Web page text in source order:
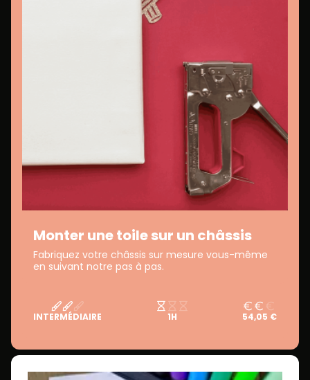
Monter une toile sur un châssis
Fabriquez votre châssis sur mesure vous-même
en suivant notre pas à pas.
INTERMÉDIAIRE 1H 54,05 €